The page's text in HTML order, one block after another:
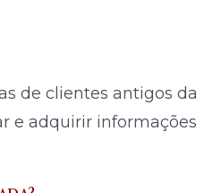
de clientes antigos da
e adquirir informações